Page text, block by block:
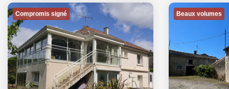
Compromis signé Beaux volumes